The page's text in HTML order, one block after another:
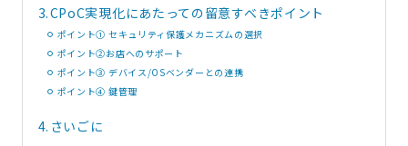
3.CPoC実現化にあたっての留意すべきポイント
ポイント① セキュリティ保護メカニズムの選択
ポイント②お店へのサポート
ポイント③ デバイス/OSベンダーとの連携
ポイント④ 鍵管理
4. さいごに